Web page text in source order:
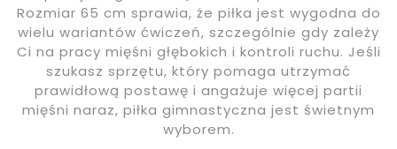
Rozmiar 65 cm sprawia, że piłka jest wygodna do
wielu wariantów ćwiczeń, szczególnie gdy zależy
Ci na pracy mięśni głębokich i kontroli ruchu. Jeśli
szukasz sprzętu, który pomaga utrzymać
prawidłową postawę i angażuje więcej partii
mięśni naraz, piłka gimnastyczna jest świetnym
wyborem.